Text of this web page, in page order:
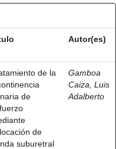
Autor(es)
de la
de
de
suburetral
Gamboa
Caiza, Luis
Adalberto